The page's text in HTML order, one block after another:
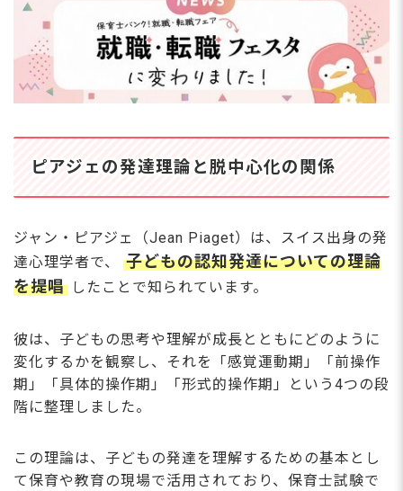
ピアジェの発達理論と脱中心化の関係
ジャン・ピアジェ（Jean Piaget）は、スイス出身の発
達心理学者で、
子どもの認知発達についての理論
を提唱 したことで知られています。
彼は、子どもの思考や理解が成長とともにどのように
変化するかを観察し、それを「感覚運動期」「前操作
期」「具体的操作期」「形式的操作期」という4つの段
階に整理しました。
この理論は、子どもの発達を理解するための基本とし
て保育や教育の現場で活用されており、保育士試験で